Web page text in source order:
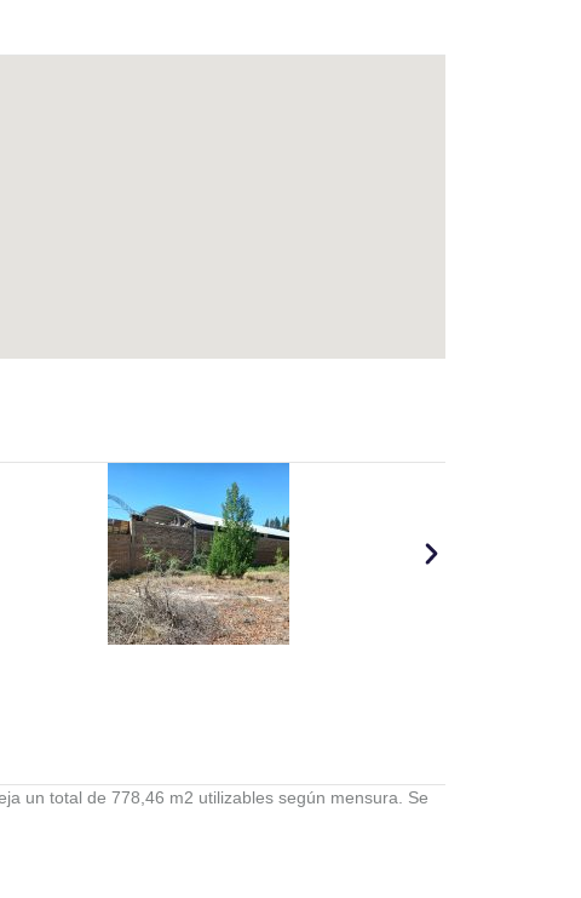
un total de 778,46 m2 utilizables según mensura. Se